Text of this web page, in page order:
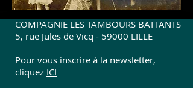
COMPAGNIE LES TAMBOURS BATTANTS
5, rue Jules de Vicq - 59000 LILLE
Pour vous inscrire à la newsletter,
cliquez ICI